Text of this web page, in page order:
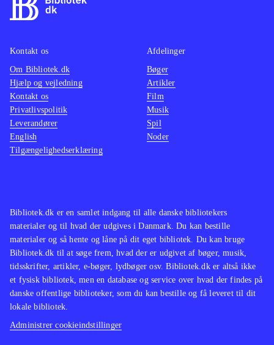
Bibliotek.dk er en samlet indgang til alle danske bibliotekers
materialer og til hvad der udgives i Danmark. Du kan bestille
materialer og så hente og låne på dit eget bibliotek. Du kan bruge
Bibliotek.dk til at søge frem, hvad der er udgivet af bøger, musik,
tidsskrifter, artikler, e-bøger, lydbøger osv. Bibliotek.dk er altså ikke
et fysisk bibliotek, men en database og service over hvad der findes på
danske offentlige biblioteker, som du kan bestille og få leveret til dit
lokale bibliotek.
Administrer cookieindstillinger
Kontakt os
Om Bibliotek.dk
Hjælp og vejledning
Kontakt os
Privatlivspolitik
Leverandører
English
Tilgængelighedserklæring
Afdelinger
Bøger
Artikler
Film
Musik
Spil
Noder